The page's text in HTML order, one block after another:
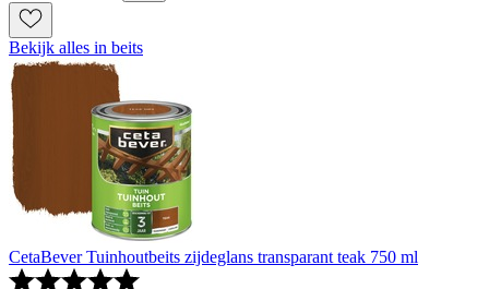
Bekijk alles in beits
CetaBever Tuinhoutbeits zijdeglans transparant teak 750 ml